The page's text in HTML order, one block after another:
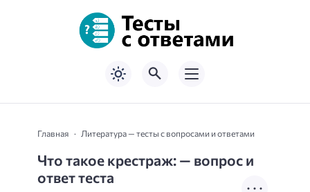
Главная Литература — тесты с вопросами и ответами
Что такое крестраж: — вопрос и
ответ теста